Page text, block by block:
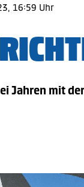
16:59 Uhr
Jahren mit